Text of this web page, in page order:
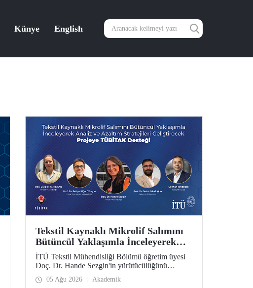
Künye English
Tekstil Kaynaklı Mikrolif Salımını
Bütüncül Yaklaşımla İnceleyerek
Analiz ve Azaltım Stratejileri
Geliştirecek Projeye TÜBİTAK
Desteği
İTÜ Tekstil Mühendisliği Bölümü öğretim üyesi
Doç. Dr. Hande Sezgin'in yürütücülüğünü
üstlendiği “Sürdürülebilir Pamuk ve Polyester
Esaslı Tekstil Ürünlerinde Kullanım Koşullarına
05 Ağu 2026 Akademik